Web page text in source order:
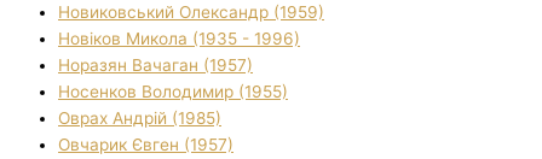
Новиковський Олександр (1959)
Новіков Микола (1935 - 1996)
Норазян Вачаган (1957)
Носенков Володимир (1955)
Оврах Андрій (1985)
Овчарик Євген (1957)